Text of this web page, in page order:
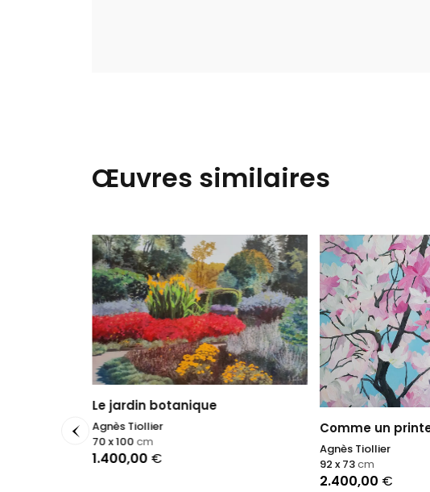
Œuvres similaires
Le jardin botanique
Agnès Tiollier
1.400,00 €
70 x 100 cm
Comme un
Agnès Tiollier
2.400,00 €
92 x 73cm